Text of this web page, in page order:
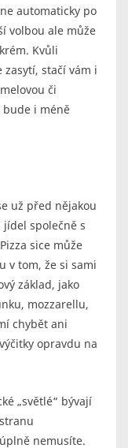
automaticky po
volbou ale může
Kvůli
stačí vám i
či
bude i méně
už před nějakou
společně s
sice může
v tom, že si sami
základ, jako
mozzarellu,
chybět ani
opravdu na
„světlé“ bývají
nemusíte.